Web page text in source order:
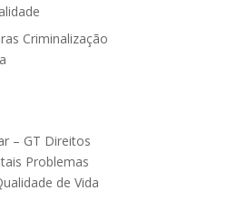
Criminalização
– GT Direitos
Problemas
de Vida